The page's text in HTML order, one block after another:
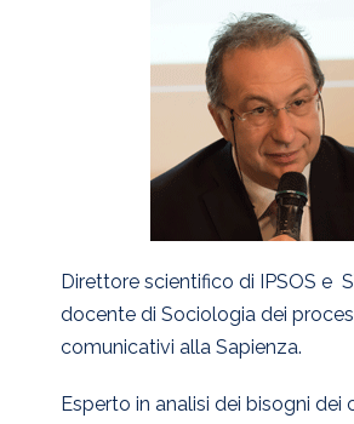
Direttore scientifico di IPSOS e
docente di Sociologia dei
comunicativi alla Sapienza.
Esperto in analisi dei bisogni dei